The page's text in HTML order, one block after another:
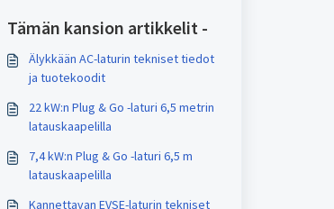
Tämän kansion artikkelit -
Älykkään AC-laturin tekniset tiedot
ja tuotekoodit
22 kW:n Plug & Go -laturi 6,5 metrin
latauskaapelilla
7,4 kW:n Plug & Go -laturi 6,5 m
latauskaapelilla
Kannettavan EVSE-laturin tekniset